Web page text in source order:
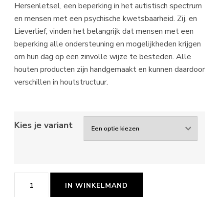
Hersenletsel, een beperking in het autistisch spectrum
en mensen met een psychische kwetsbaarheid. Zij, en
Lieverlief, vinden het belangrijk dat mensen met een
beperking alle ondersteuning en mogelijkheden krijgen
om hun dag op een zinvolle wijze te besteden. Alle
houten producten zijn handgemaakt en kunnen daardoor
verschillen in houtstructuur.
Kies je variant
GeboorteposterIN WINKELMAND